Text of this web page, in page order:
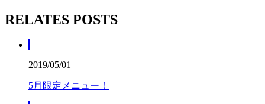
RELATES POSTS
2019/05/01
5月限定メニュー！